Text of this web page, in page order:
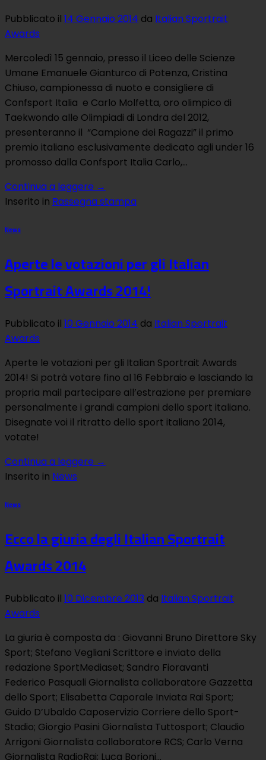
Pubblicato il 14 Gennaio 2014 da Italian Sportrait
Awards
Mercoledì 15 gennaio, presso il Liceo delle Scienze
Umane Emanuele Gianturco di Potenza, Cristina
Chiuso, campionessa di nuoto e consigliere di
Confsport Italia e Carlo Molfetta, oro olimpico di
Taekwondo alle Olimpiadi di Londra del 2012,
presenteranno il “Campione dei Ragazzi” il primo
premio italiano esclusivamente dedicato agli under 16
promosso dalla Confsport Italia Carlo,…
Continua a leggere →
Inserito in Rassegna stampa
News
Aperte le votazioni per gli Italian
Sportrait Awards 2014!
Pubblicato il 10 Gennaio 2014 da Italian Sportrait
Awards
Aperte le votazioni per gli Italian Sportrait Awards
2014! Si potrà votare fino al 16 Febbraio e lasciando la
propria mail partecipare all’estrazione per premiare
personalmente i grandi campioni dello sport italiano.
Disegnate voi il ritratto dello sport italiano 2014,
votate!
Continua a leggere →
Inserito in News
News
Ecco la giuria degli Italian Sportrait
Awards 2014
Pubblicato il 10 Dicembre 2013 da Italian Sportrait
Awards
La giuria è composta da : Giovanni Bruno Direttore Sky
Sport; Stefano Vegliani Scrittore e inviato della
redazione SportMediaset; Sandro Fioravanti
Federico Pasquali Giornalista collaboratore Gazzetta
dello Sport; Elisabetta Caporale Inviata Rai Sport;
Guido D’Ubaldo Caposervizio Corriere dello Sport-
Stadio; Giorgio Pasini Giornalista Tuttosport; Claudio
Arrigoni Giornalista collaboratore RCS; Carlo Verna
Giornalista RadioRai; Luca Borioni…